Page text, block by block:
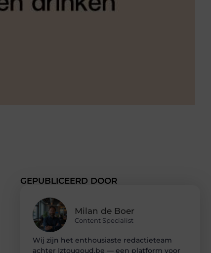
GEPUBLICEERD DOOR
Milan de Boer
Content Specialist
Wij zijn het enthousiaste redactieteam
achter Iztougoud.be — een platform voor